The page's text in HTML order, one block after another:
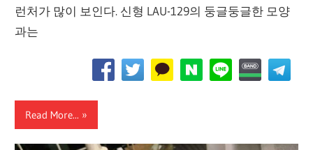
런처가 많이 보인다. 신형 LAU-129의 둥글둥글한 모양
과는
Read More...